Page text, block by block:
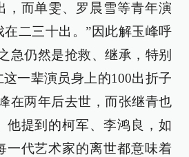
，而单雯、罗晨雪等青年演
在二三十出。”因此解玉峰呼
急仍然是抢救、继承，特别
一辈演员身上的100出折子
在两年后去世，而张继青也
他提到的柯军、李鸿良，如
一代艺术家的离世都意味着